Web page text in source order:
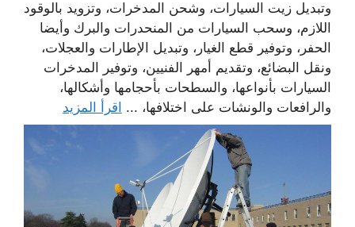
وتبديل زيت السيارات، وشحن المدخرات، وتزويد بالوقود
اللازم، وسحب السيارات من المنحدرات والبرك وأيضا
الحفر، وتوفير قطع الغيار، وتبديل الإطارات والعجلات،
ونقل البضائع، وتقديم أمهر الفنيين، وتوفير المدخرات
السيارات بأنواعها، والسطحات بأحجامها وأشكالها،
والرافعات والونشات على اختلافها، ... اقرأ المزيد